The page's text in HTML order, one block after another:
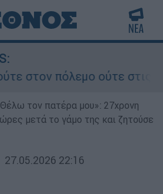
πόλεμο ούτε στις
τον πατέρα μου»: 27χρονη
μετά το γάμο της και ζητούσε
27.05.2026 22:16